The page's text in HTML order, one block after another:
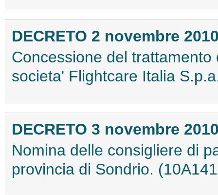
DECRETO 2 novembre
Concessione del
societa' Flightcare Italia
DECRETO 3 novembre
Nomina delle consigliere di
provincia di Sondrio.